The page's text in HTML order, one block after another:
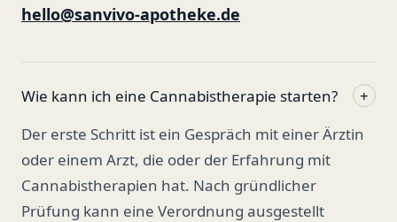
hello@sanvivo-apotheke.de
Wie kann ich eine Cannabistherapie starten?
+
Der erste Schritt ist ein Gespräch mit einer Ärztin
oder einem Arzt, die oder der Erfahrung mit
Cannabistherapien hat. Nach gründlicher
Prüfung kann eine Verordnung ausgestellt